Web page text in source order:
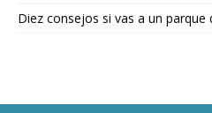
Diez consejos si vas a un